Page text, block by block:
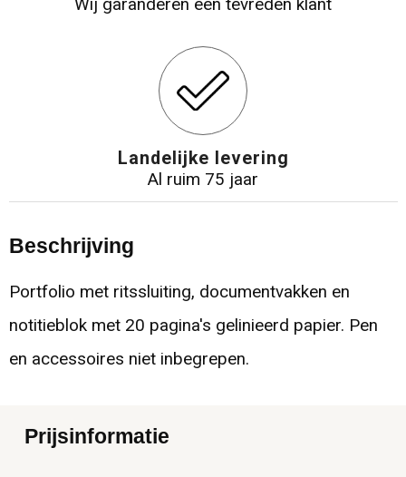
Wij garanderen een tevreden klant
Landelijke levering
Al ruim 75 jaar
Beschrijving
Portfolio met ritssluiting, documentvakken en
notitieblok met 20 pagina's gelinieerd papier. Pen
en accessoires niet inbegrepen.
Prijsinformatie